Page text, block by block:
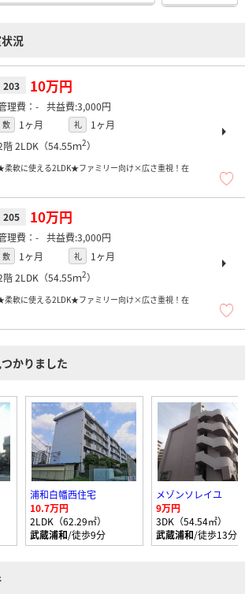
況
203 10万円
- 3,000円
敷 1ヶ月 礼
1ヶ月
階 2LDK（54.55ｍ2）
軟に使える2LDK★ファミリー向け×広さ重視！在
205 10万円
- 3,000円
敷 1ヶ月 礼
1ヶ月
階 2LDK（54.55ｍ2）
軟に使える2LDK★ファミリー向け×広さ重視！在
かりました
浦和白幡西住宅
10.7万円
2LDK（62.29㎡）
武蔵浦和/徒歩9分
メゾンソレイユ
9万円
3DK（54.54㎡）
武蔵浦和/徒歩13分